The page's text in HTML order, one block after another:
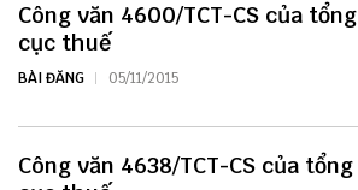
Công văn 4600/TCT-CS của tổng
cục thuế
BÀI ĐĂNG 05/11/2015
Công văn 4638/TCT-CS của tổng